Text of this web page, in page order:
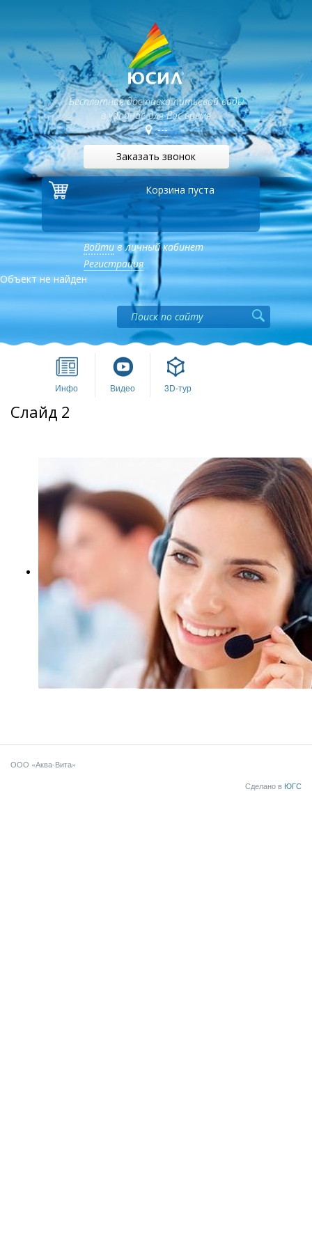
Бесплатная доставка питьевой воды
в удобное для Вас время
---
Заказать звонок
Корзина пуста
Войтив личный кабинет
Регистрация
Объект не найден
Слайд 2
Инфо Видео 3D-тур
ООО «Аква-Вита»
Сделано в ЮГС